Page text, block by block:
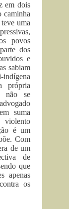
em dois
caminha
uma
povos
dos
e
sabiam
indígena
própria
não se
suma
é um
Com
de um
de
que
apenas
os